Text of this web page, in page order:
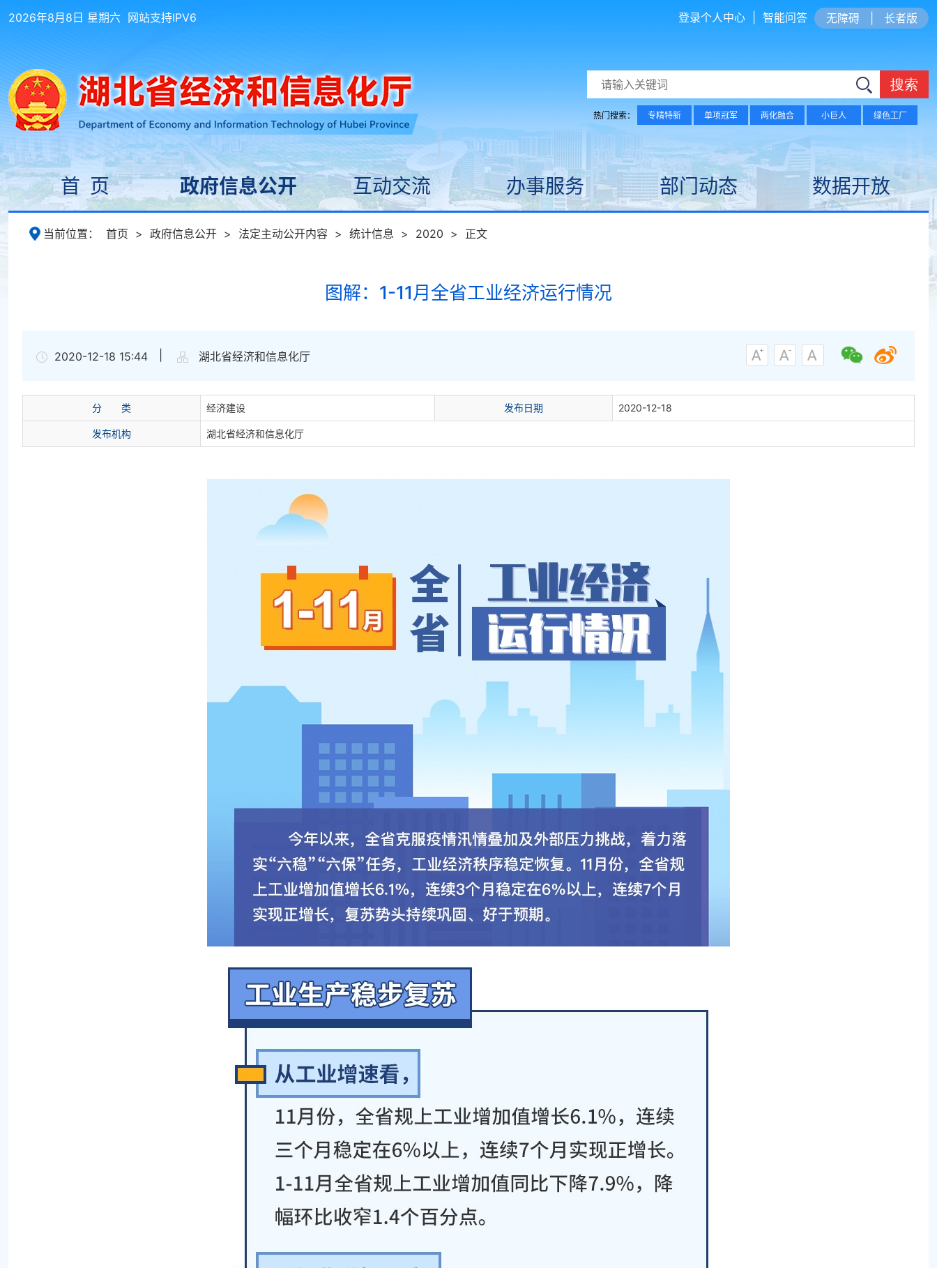
2026年8月8日 星期六 网站支持IPV6 无障碍 长者版
登录个人中心 智能问答
搜索
热门搜索： 专精特新 单项冠军 两化融合 小巨人 绿色工厂
首 页 政府信息公开 互动交流 办事服务 部门动态 数据开放
当前位置： 首页 > 政府信息公开 > 法定主动公开内容 > 统计信息 > 2020 > 正文
图解：1-11月全省工业经济运行情况
2020-12-18 15:44 湖北省经济和信息化厅
分 类 经济建设 发布日期 2020-12-18
发布机构 湖北省经济和信息化厅